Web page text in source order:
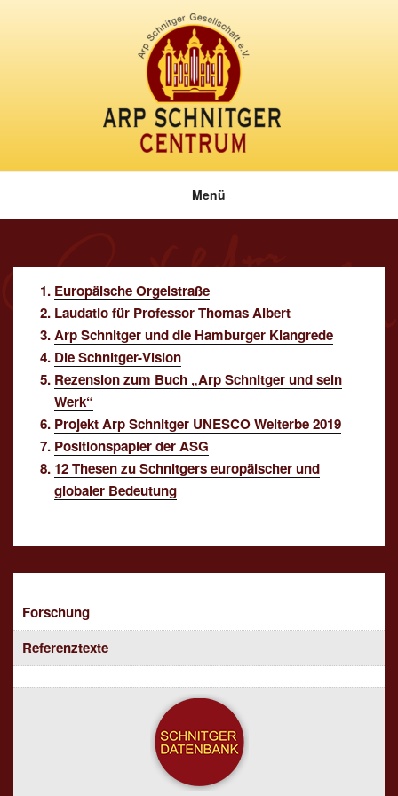
Menü
Europäische Orgelstraße
Laudatio für Professor Thomas Albert
Arp Schnitger und die Hamburger Klangrede
Die Schnitger-Vision
Rezension zum Buch „Arp Schnitger und sein
Werk“
Projekt Arp Schnitger UNESCO Welterbe 2019
Positionspapier der ASG
12 Thesen zu Schnitgers europäischer und
globaler Bedeutung
Forschung
Referenztexte